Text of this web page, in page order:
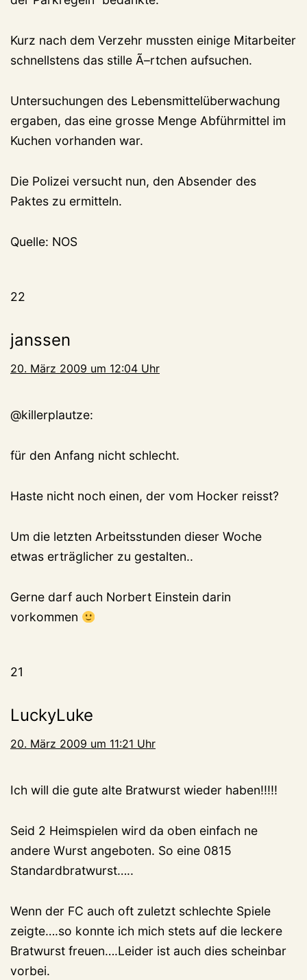
Kurz nach dem Verzehr mussten einige Mitarbeiter
schnellstens das stille Ã–rtchen aufsuchen.
Untersuchungen des Lebensmittelüberwachung
ergaben, das eine grosse Menge Abführmittel im
Kuchen vorhanden war.
Die Polizei versucht nun, den Absender des
Paktes zu ermitteln.
Quelle: NOS
22
janssen
20. März 2009 um 12:04 Uhr
@killerplautze:
für den Anfang nicht schlecht.
Haste nicht noch einen, der vom Hocker reisst?
Um die letzten Arbeitsstunden dieser Woche
etwas erträglicher zu gestalten..
Gerne darf auch Norbert Einstein darin
vorkommen
21
LuckyLuke
20. März 2009 um 11:21 Uhr
Ich will die gute alte Bratwurst wieder haben!!!!!
Seid 2 Heimspielen wird da oben einfach ne
andere Wurst angeboten. So eine 0815
Standardbratwurst…..
Wenn der FC auch oft zuletzt schlechte Spiele
zeigte….so konnte ich mich stets auf die leckere
Bratwurst freuen….Leider ist auch dies scheinbar
vorbei.